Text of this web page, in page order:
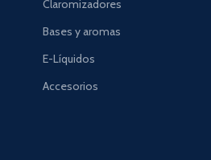
Claromizadores
Bases y aromas
E-Líquidos
Accesorios